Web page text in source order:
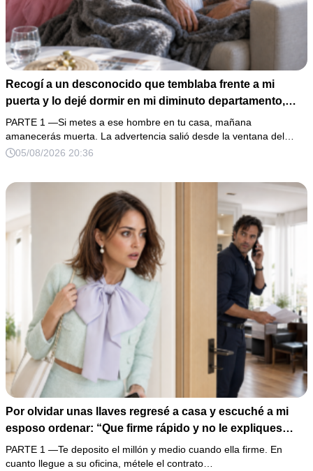
Recogí a un desconocido que temblaba frente a mi
puerta y lo dejé dormir en mi diminuto departamento,
aunque mi único familiar me advirtió: “Ese hombre no es
una víctima”. Le curé una herida profunda y me fui a
dormir. Al amanecer, él ya no estaba, pero su anillo,
pesadilla inesperada.
PARTE 1 —Si metes a ese hombre en tu casa, mañana
amanecerás muerta. La advertencia salió desde la ventana del…
05/08/2026 20:36
Por olvidar unas llaves regresé a casa y escuché a mi
esposo ordenar: “Que firme rápido y no le expliques
nada”. En lugar de enfrentarlo, llevé la grabación a mi
oficina y esperé a que su cómplice apareciera con los
PARTE 1 —Te deposito el millón y medio cuando ella firme. En
cuanto llegue a su oficina, métele el contrato…